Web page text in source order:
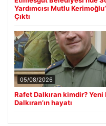
Yardımcısı Mutlu
Çıktı
05/08/2026
Rafet Dalkıran kimdir?
Dalkıran’ın hayatı